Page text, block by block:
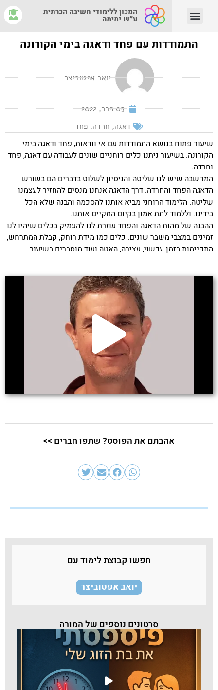
המכון ללימודי חשיבה הכרתית
ע״ש ימימה
חפשו קבוצת לימוד עם
יואב אפטוביצר
סרטונים נוספים של המורה
התמודדות עם פחד ודאגה בימי הקורונה
יואב אפטוביצר
05 פבר, 2022
דאגה, חרדה, פחד
שיעור פתוח בנושא התמודדות עם אי וודאות, פחד ודאגה בימי
הקורונה. בשיעור ניתנו כלים רוחניים שונים לעבודה עם דאגה, פחד
וחרדה.
המחשבה שיש לנו שליטה והניסיון לשלוט בדברים הם בשורש
הדאגה הפחד והחרדה. דרך הדאגה אנחנו מנסים להחזיר לעצמנו
שליטה. הלימוד הרוחני מביא אותנו להסכמה והבנה שלא הכל
בידינו. וללמוד לתת אמון בקיום המקיים אותנו.
ההבנה של מהות הדאגה והפחד עוזרת לנו להעמיק בכלים שיהיו לנו
זמינים במצבי משבר שונים. כלים כמו מידת רוחק, קבלת המתרחש,
התקיימות בזמן עכשוי, עצירה, האטה ועוד מוסברים בשיעור.
אהבתם את הפוסט? שתפו חברים >>